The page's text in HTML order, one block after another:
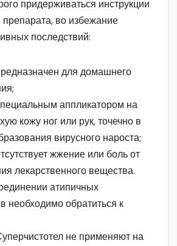
придерживаться инструкции
препарата, во избежание
последствий:
для домашнего
аппликатором на
кожу ног или рук, точечно в
вирусного нароста;
жжение или боль от
лекарственного вещества.
атипичных
необходимо обратиться к
не применяют на